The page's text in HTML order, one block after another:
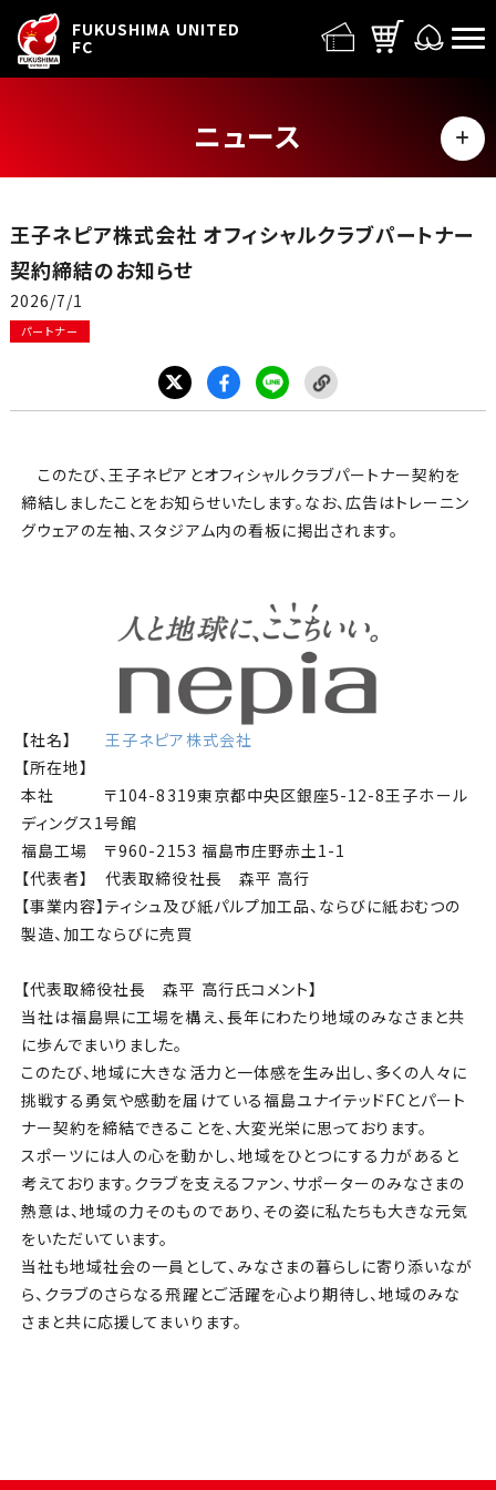
FUKUSHIMA UNITED
FC
ニュース
MENU
イベント
チケット
農業部
まちづくり
パートナー
NPO
その他
王子ネピア株式会社 オフィシャルクラブパートナー
契約締結のお知らせ
2026/7/1
パートナー
このたび、王子ネピアとオフィシャルクラブパートナー契約を
締結しましたことをお知らせいたします。なお、広告はトレーニン
グウェアの左袖、スタジアム内の看板に掲出されます。
【社名】 王子ネピア株式会社
【所在地】
本社 〒104-8319東京都中央区銀座5-12-8王子ホール
ディングス1号館
福島工場 〒960-2153 福島市庄野赤土1-1
【代表者】 代表取締役社長 森平 高行
【事業内容】ティシュ及び紙パルプ加工品、ならびに紙おむつの
製造、加工ならびに売買
【代表取締役社長 森平 高行氏コメント】
当社は福島県に工場を構え、長年にわたり地域のみなさまと共
に歩んでまいりました。
このたび、地域に大きな活力と一体感を生み出し、多くの人々に
挑戦する勇気や感動を届けている福島ユナイテッドFCとパート
ナー契約を締結できることを、大変光栄に思っております。
スポーツには人の心を動かし、地域をひとつにする力があると
考えております。クラブを支えるファン、サポーターのみなさまの
熱意は、地域の力そのものであり、その姿に私たちも大きな元気
をいただいています。
当社も地域社会の一員として、みなさまの暮らしに寄り添いなが
ら、クラブのさらなる飛躍とご活躍を心より期待し、地域のみな
さまと共に応援してまいります。